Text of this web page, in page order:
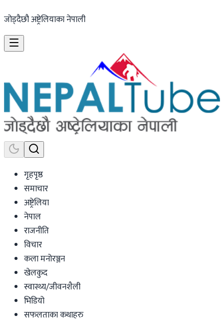
जोड्दैछौ अष्ट्रेलियाका नेपाली
गृहपृष्ठ
समाचार
अष्ट्रेलिया
नेपाल
राजनीति
विचार
कला मनोरञ्जन
खेलकुद
स्वास्थ्य/जीवनशैली
भिडियो
सफलताका कथाहरु